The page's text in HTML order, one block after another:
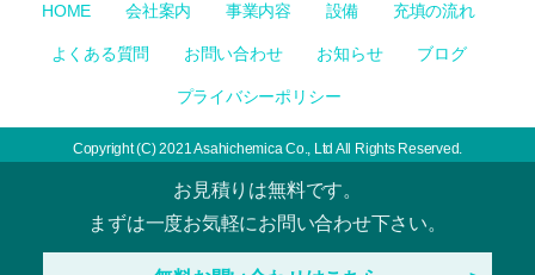
お見積りは無料です。
まずは一度お気軽にお問い合わせ下さい。
HOME 会社案内 事業内容 設備 充填の流れ
よくある質問 お問い合わせ お知らせ ブログ
プライバシーポリシー
Copyright (C) 2021 Asahichemica Co., Ltd All Rights Reserved.